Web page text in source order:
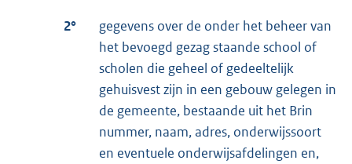
2°
gegevens over de onder het beheer van
het bevoegd gezag staande school of
scholen die geheel of gedeeltelijk
gehuisvest zijn in een gebouw gelegen in
de gemeente, bestaande uit het Brin
nummer, naam, adres, onderwijssoort
en eventuele onderwijsafdelingen en,